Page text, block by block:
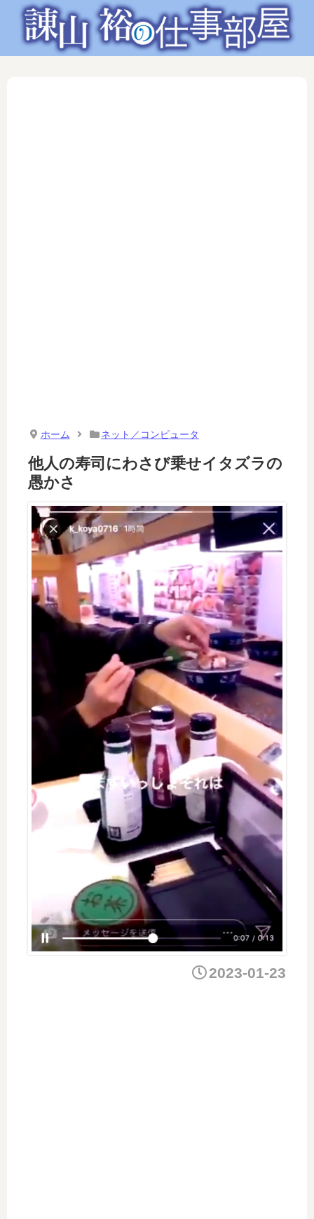
ホーム ネット／コンピュータ
他人の寿司にわさび乗せイタズラの
愚かさ
2023-01-23